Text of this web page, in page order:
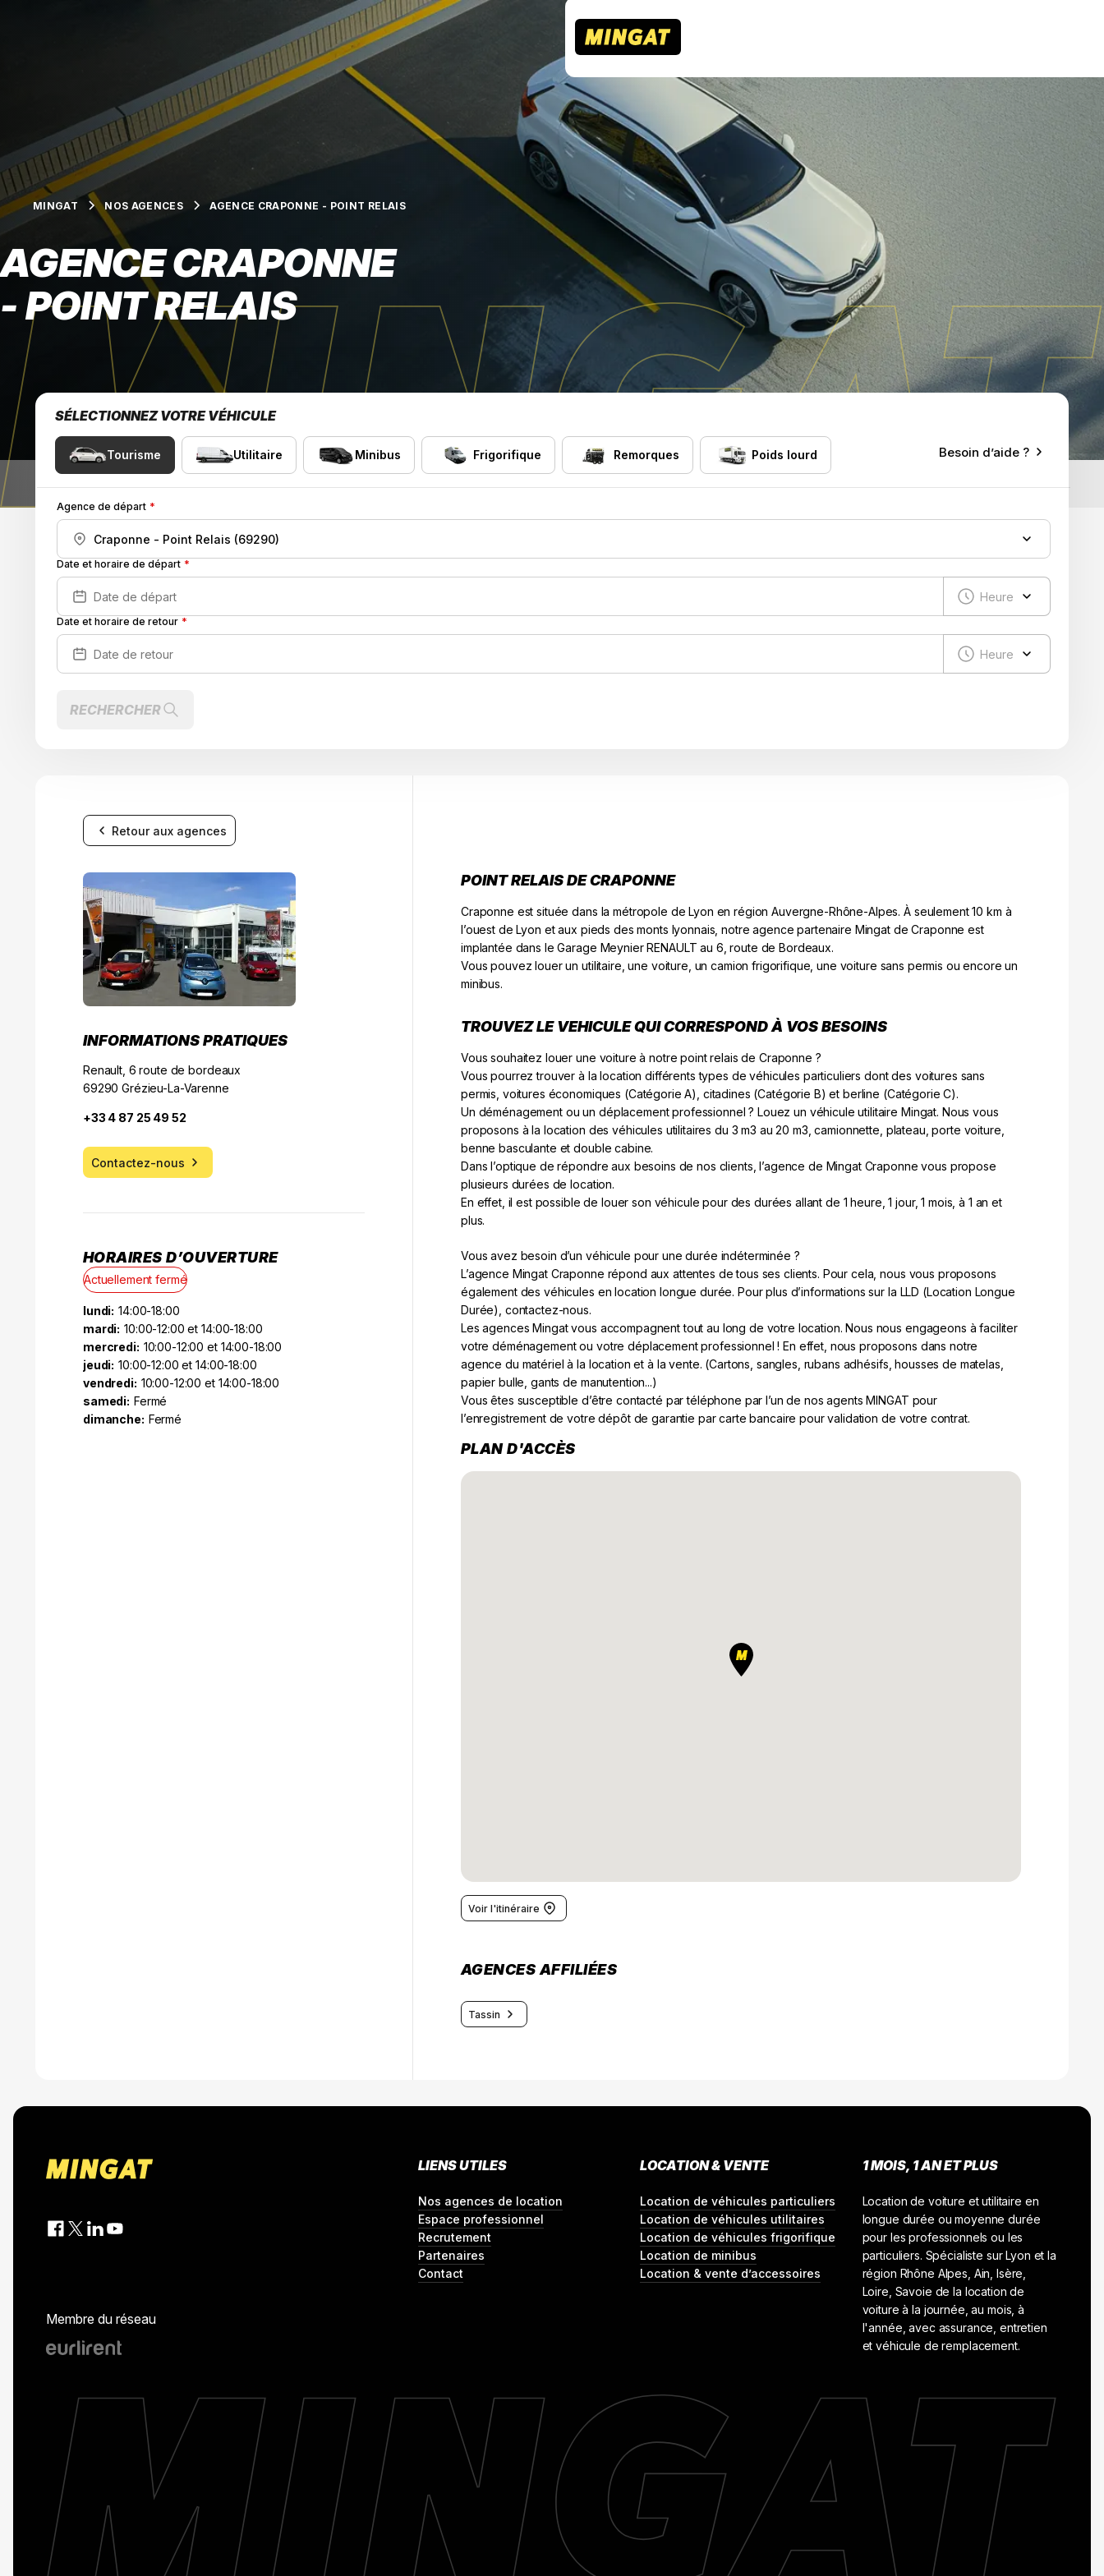
MINGAT NOS AGENCES AGENCE CRAPONNE - POINT RELAIS
AGENCE CRAPONNE
- POINT RELAIS
SÉLECTIONNEZ VOTRE VÉHICULE
Tourisme Utilitaire Minibus Frigorifique Remorques Poids lourd Besoin d’aide ?
Agence de départ
Date et horaire de départ
Date et horaire de retour
RECHERCHER
Retour aux agences
INFORMATIONS PRATIQUES
Renault, 6 route de bordeaux
69290 Grézieu-La-Varenne
+33 4 87 25 49 52
Contactez-nous
HORAIRES D’OUVERTURE
Actuellement fermé
lundi: 14:00-18:00
mardi: 10:00-12:00 et 14:00-18:00
mercredi: 10:00-12:00 et 14:00-18:00
jeudi: 10:00-12:00 et 14:00-18:00
vendredi: 10:00-12:00 et 14:00-18:00
samedi: Fermé
dimanche: Fermé
POINT RELAIS DE CRAPONNE
Craponne est située dans la métropole de Lyon en région Auvergne-Rhône-Alpes. À seulement 10 km à
l’ouest de Lyon et aux pieds des monts lyonnais, notre agence partenaire Mingat de Craponne est
implantée dans le Garage Meynier RENAULT au 6, route de Bordeaux.
Vous pouvez louer un utilitaire, une voiture, un camion frigorifique, une voiture sans permis ou encore un
minibus.
TROUVEZ LE VEHICULE QUI CORRESPOND À VOS BESOINS
Vous souhaitez louer une voiture à notre point relais de Craponne ?
Vous pourrez trouver à la location différents types de véhicules particuliers dont des voitures sans
permis, voitures économiques (Catégorie A), citadines (Catégorie B) et berline (Catégorie C).
Un déménagement ou un déplacement professionnel ? Louez un véhicule utilitaire Mingat. Nous vous
proposons à la location des véhicules utilitaires du 3 m3 au 20 m3, camionnette, plateau, porte voiture,
benne basculante et double cabine.
Dans l’optique de répondre aux besoins de nos clients, l’agence de Mingat Craponne vous propose
plusieurs durées de location.
En effet, il est possible de louer son véhicule pour des durées allant de 1 heure, 1 jour, 1 mois, à 1 an et
plus.
Vous avez besoin d’un véhicule pour une durée indéterminée ?
L’agence Mingat Craponne répond aux attentes de tous ses clients. Pour cela, nous vous proposons
également des véhicules en location longue durée. Pour plus d’informations sur la LLD (Location Longue
Durée), contactez-nous.
Les agences Mingat vous accompagnent tout au long de votre location. Nous nous engageons à faciliter
votre déménagement ou votre déplacement professionnel ! En effet, nous proposons dans notre
agence du matériel à la location et à la vente. (Cartons, sangles, rubans adhésifs, housses de matelas,
papier bulle, gants de manutention...)
Vous êtes susceptible d’être contacté par téléphone par l’un de nos agents MINGAT pour
l’enregistrement de votre dépôt de garantie par carte bancaire pour validation de votre contrat.
PLAN D'ACCÈS
Voir l'itinéraire
AGENCES AFFILIÉES
Tassin
LIENS UTILES
Nos agences de location
Espace professionnel
Recrutement
Partenaires
Contact
LOCATION & VENTE
Location de véhicules particuliers
Location de véhicules utilitaires
Location de véhicules frigorifique
Location de minibus
Location & vente d’accessoires
1 MOIS, 1 AN ET PLUS
Location de voiture et utilitaire en
longue durée ou moyenne durée
pour les professionnels ou les
particuliers. Spécialiste sur Lyon et la
région Rhône Alpes, Ain, Isère,
Loire, Savoie de la location de
voiture à la journée, au mois, à
l'année, avec assurance, entretien
et véhicule de remplacement.
Membre du réseau